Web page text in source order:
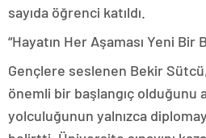
sayıda öğrenci katıldı.
“Hayatın Her Aşaması Yeni Bir
Gençlere seslenen Bekir
önemli bir başlangıç olduğunu
yolculuğunun yalnızca